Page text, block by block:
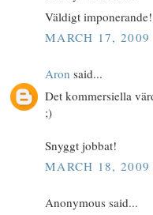
Väldigt
MARCH 17,
Aron said...
Det kommersiella
;)
Snyggt jobbat!
MARCH 18,
Anonymous said...